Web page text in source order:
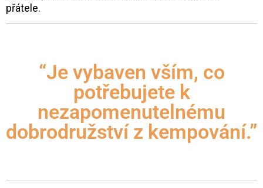
přátele.
“Je vybaven vším, co
potřebujete k
nezapomenutelnému
dobrodružství z kempování.”